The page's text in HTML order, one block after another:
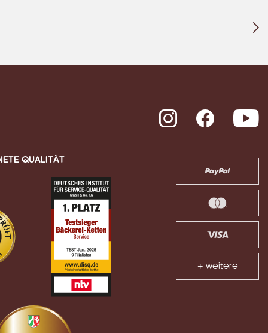
InstagramFacebook
QUALITÄT
+ weitere